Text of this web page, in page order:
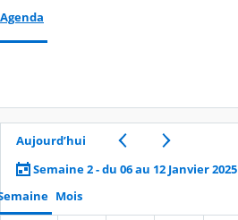
Agenda
Aujourd’hui
Semaine 2 - du 06 au 12 Janvier 2025
Mois